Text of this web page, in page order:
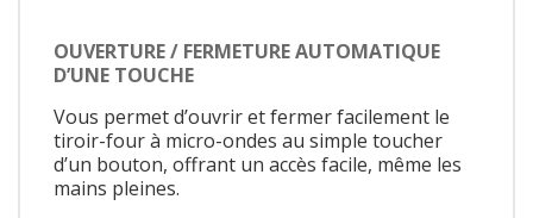
OUVERTURE / FERMETURE AUTOMATIQUE
D’UNE TOUCHE
Vous permet d’ouvrir et fermer facilement le
tiroir-four à micro-ondes au simple toucher
d’un bouton, offrant un accès facile, même les
mains pleines.